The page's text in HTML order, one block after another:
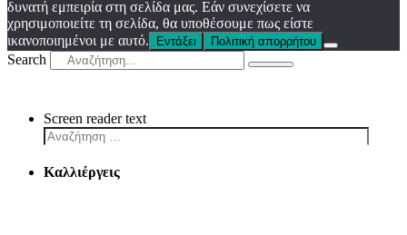
δυνατή εμπειρία στη σελίδα μας. Εάν συνεχίσετε να
χρησιμοποιείτε τη σελίδα, θα υποθέσουμε πως είστε
ικανοποιημένοι με αυτό.
Εντάξει Πολιτική απορρήτου
Search
Screen reader text
Καλλιέργεις